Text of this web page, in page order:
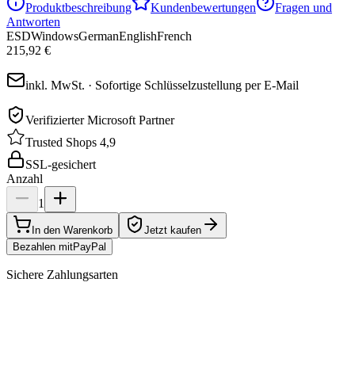
Produktbeschreibung Kundenbewertungen
Fragen und
Antworten
ESDWindowsGermanEnglishFrench
215,92 €
inkl. MwSt. · Sofortige Schlüsselzustellung per E-Mail
Verifizierter Microsoft Partner
Trusted Shops 4,9
SSL-gesichert
Anzahl
1
In den Warenkorb
Jetzt kaufen
Bezahlen mitPayPal
Sichere Zahlungsarten